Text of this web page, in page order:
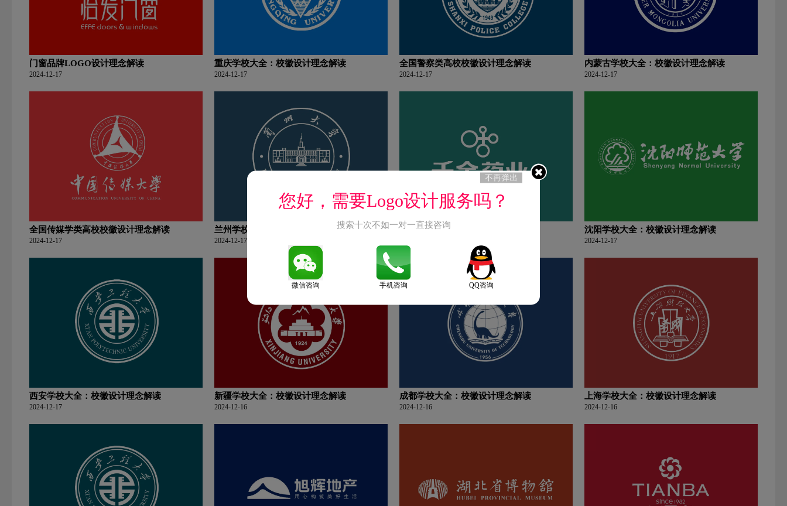
门窗品牌LOGO设计理念解读
2024-12-17
重庆学校大全：校徽设计理念解读
2024-12-17
全国警察类高校校徽设计理念解读
2024-12-17
内蒙古学校大全：校徽设计理念解读
2024-12-17
全国传媒学类高校校徽设计理念解读
2024-12-17
兰州学校大全：校徽设计理念解读
2024-12-17
西药品牌LOGO设计理念解读 沈阳学校大全：校徽设计理念解读
2024-12-17
西安学校大全：校徽设计理念解读
2024-12-17
新疆学校大全：校徽设计理念解读
2024-12-16
成都学校大全：校徽设计理念解读
2024-12-16
上海学校大全：校徽设计理念解读
2024-12-16
不再弹出
您好，需要Logo设计服务吗？
搜索十次不如一对一直接咨询
微信咨询 手机咨询 QQ咨询